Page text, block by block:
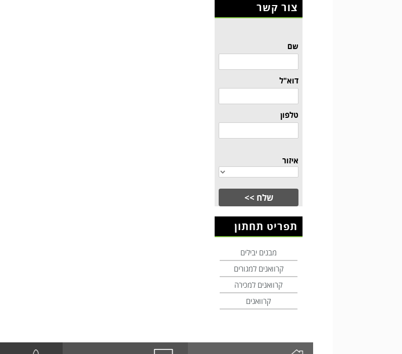
צור קשר
שם
דוא"ל
טלפון
איזור
תפריט תחתון
מבנים יבילים
קרוואנים למגורים
קרוואנים למכירה
קרוואנים